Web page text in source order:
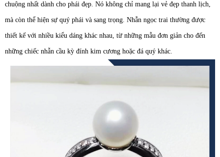
chuộng nhất dành cho phái đẹp. Nó không chỉ mang lại vẻ đẹp thanh lịch,
mà còn thể hiện sự quý phái và sang trọng. Nhẫn ngọc trai thường được
thiết kế với nhiều kiểu dáng khác nhau, từ những mẫu đơn giản cho đến
những chiếc nhẫn cầu kỳ đính kim cương hoặc đá quý khác.